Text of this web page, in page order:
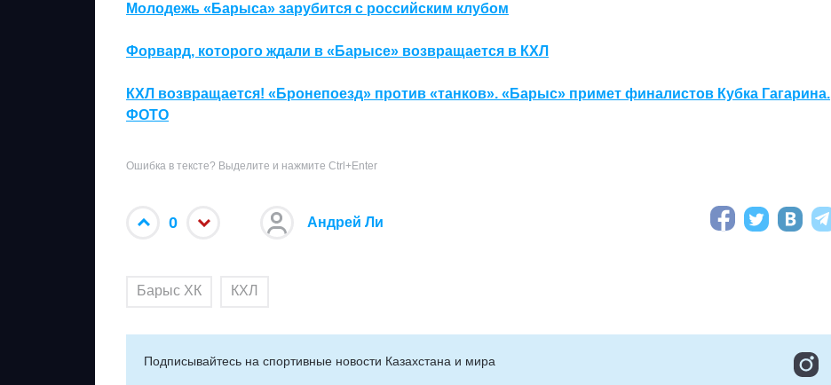
Молодежь «Барыса» зарубится с российским клубом
Форвард, которого ждали в «Барысе» возвращается в КХЛ
КХЛ возвращается! «Бронепоезд» против «танков». «Барыс» примет финалистов Кубка Гагарина.
ФОТО
Ошибка в тексте? Выделите и нажмите Ctrl+Enter
0 Андрей Ли
Барыс ХК КХЛ
Подписывайтесь на cпортивные новости Казахстана и мира